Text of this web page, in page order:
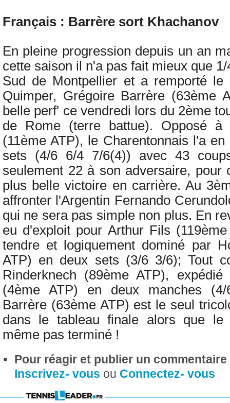
Français : Barrère sort Khachanov
En pleine progression depuis un an
cette saison il n'a pas fait mieux que
Sud de Montpellier et a remporté le
Quimper, Grégoire Barrère (63ème
belle perf' ce vendredi lors du 2ème
de Rome (terre battue). Opposé à
(11ème ATP), le Charentonnais l'a
sets (4/6 6/4 7/6(4)) avec 43
seulement 22 à son adversaire, pour
plus belle victoire en carrière. Au
affronter l'Argentin Fernando
qui ne sera pas simple non plus. En
eu d'exploit pour Arthur Fils
tendre et logiquement dominé par
ATP) en deux sets (3/6 3/6); Tout
Rinderknech (89ème ATP),
(4ème ATP) en deux manches
Barrère (63ème ATP) est le seul
dans le tableau finale alors que le
même pas terminé !
Pour réagir et publier un
Inscrivez- vous ou Connectez- vous